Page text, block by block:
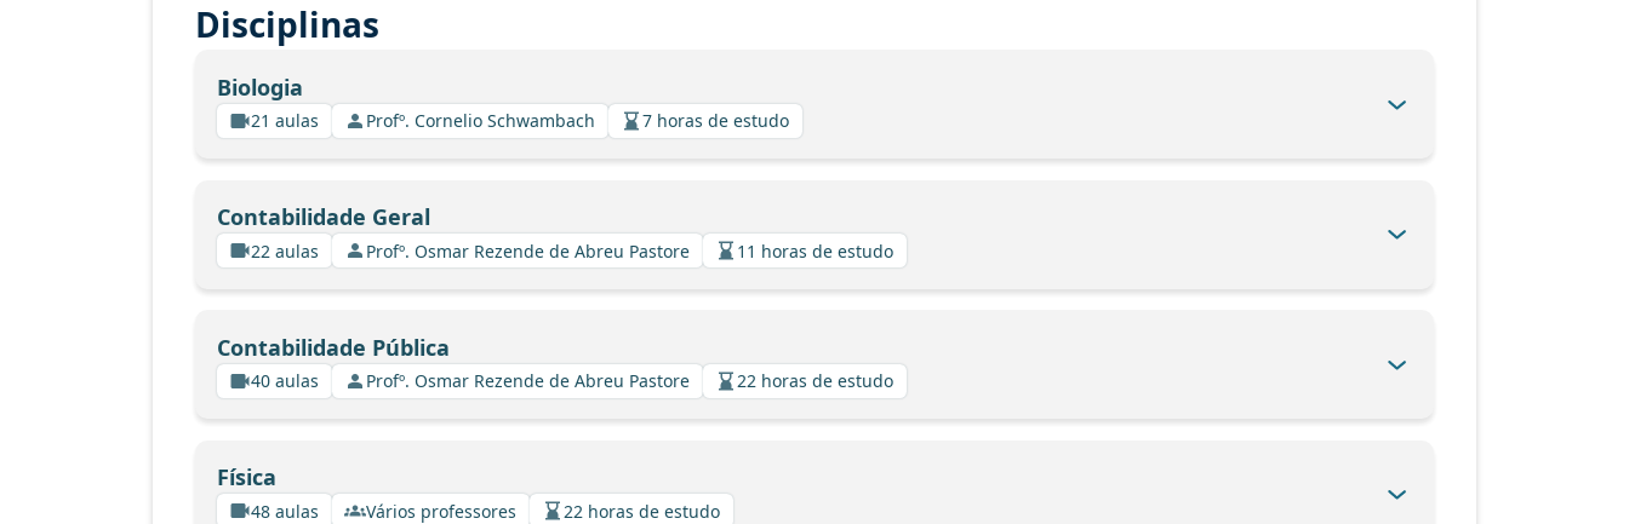
Disciplinas
Biologia
21 aulas Profº. Cornelio Schwambach 7 horas de estudo
Contabilidade Geral
22 aulas Profº. Osmar Rezende de Abreu Pastore 11 horas de estudo
Contabilidade Pública
40 aulas Profº. Osmar Rezende de Abreu Pastore 22 horas de estudo
Física
48 aulas Vários professores 22 horas de estudo